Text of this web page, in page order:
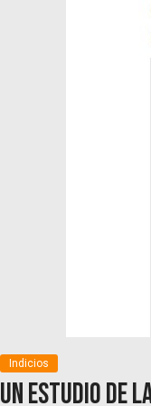
Indicios
Un estudio de